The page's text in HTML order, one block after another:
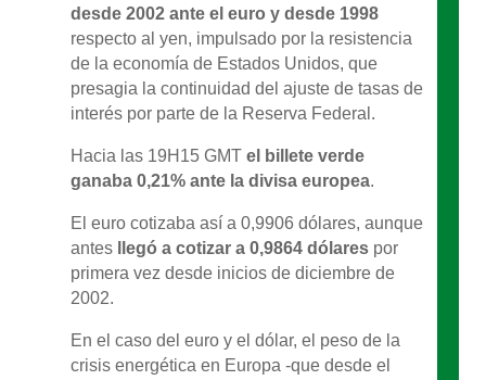
desde 2002 ante el euro y desde 1998
respecto al yen, impulsado por la resistencia
de la economía de Estados Unidos, que
presagia la continuidad del ajuste de tasas de
interés por parte de la Reserva Federal.
Hacia las 19H15 GMT el billete verde
ganaba 0,21% ante la divisa europea.
El euro cotizaba así a 0,9906 dólares, aunque
antesllegó a cotizar a 0,9864 dólarespor
primera vez desde inicios de diciembre de
2002.
En el caso del euro y el dólar, el peso de la
crisis energética en Europa -que desde el